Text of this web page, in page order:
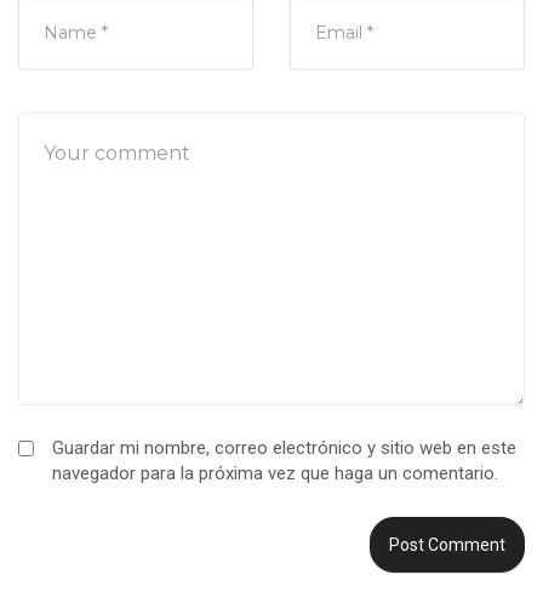
Guardar mi nombre, correo electrónico y sitio web en este
navegador para la próxima vez que haga un comentario.